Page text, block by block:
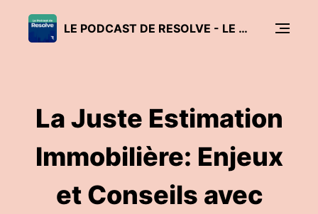
LE PODCAST DE RESOLVE - LE MARCHÉ SUISSE DE L'IMMOBILIER ET DES HYPOTHÈQUES EN BREF
La Juste Estimation
Immobilière: Enjeux
et Conseils avec